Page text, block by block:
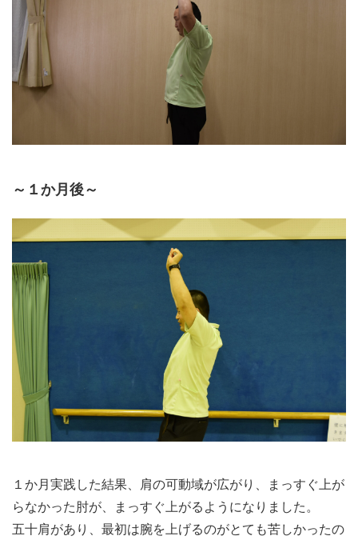
～１か月後～
１か月実践した結果、肩の可動域が広がり、まっすぐ上が
らなかった肘が、まっすぐ上がるようになりました。
五十肩があり、最初は腕を上げるのがとても苦しかったの